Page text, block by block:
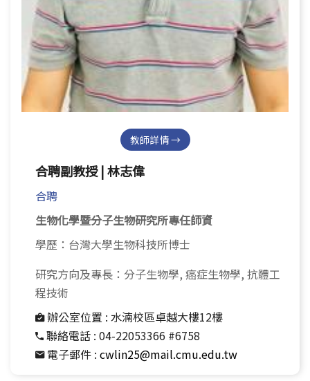
教師詳情 →
合聘副教授 | 林志偉
合聘
生物化學暨分子生物研究所專任師資
學歷：台灣大學生物科技所博士
研究方向及專長：分子生物學, 癌症生物學, 抗體工
程技術
辦公室位置 : 水湳校區卓越大樓12樓
聯絡電話 : 04-22053366 #6758
電子郵件 : cwlin25@mail.cmu.edu.tw